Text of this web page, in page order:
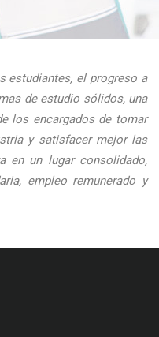
estudiantes, el progreso a
de estudio sólidos, una
los encargados de tomar
y satisfacer mejor las
en un lugar consolidado,
empleo remunerado y